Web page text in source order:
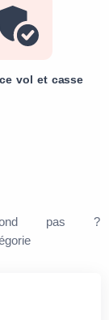
vol et casse
pas ?